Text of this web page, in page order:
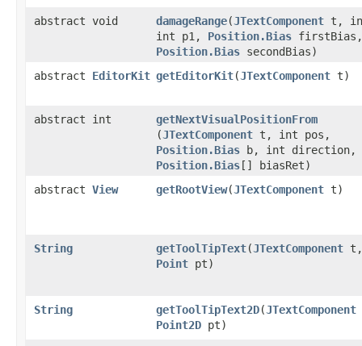
abstract void damageRange​(JTextComponent t,
int p1, Position.Bias firstBias,
Position.Bias secondBias)
abstract EditorKit getEditorKit​(JTextComponent t)
abstract int getNextVisualPositionFrom
(JTextComponent t, int pos,
Position.Bias b, int direction,
Position.Bias [] biasRet)
abstract View getRootView​(JTextComponent t)
String getToolTipText​(JTextComponent t,
Point pt)
String getToolTipText2D​(JTextComponent
Point2D pt)